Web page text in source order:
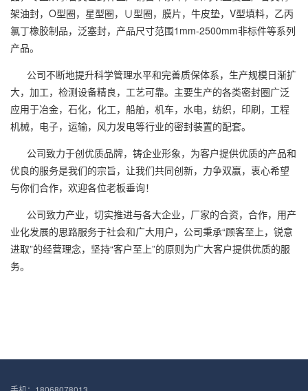
架油封，O型圈，星型圈，∪型圈，膜片，牛皮垫，V型填料，乙丙
氯丁橡胶制品，泛塞封，产品尺寸范围1mm-2500mm非标件等系列
产品。
公司不断地提升科学管理水平和完善质保体系，生产规模日渐扩
大，加工，检测设备精良，工艺可靠。主要生产的各类密封圈广泛
应用于冶金，石化，化工，船舶，机车，水电，纺织，印刷，工程
机械，电子，运输，风力发电等行业的密封装置的配套。
公司致力于创优质品牌，铸企业形象，为客户提供优质的产品和
优良的服务是我们的宗旨，让我们共同创新，力争双赢，衷心希望
与你们合作，欢迎各位老板垂询！
公司致力产业，切实推进与各大企业，厂家的合资，合作，用产
业化发展的思路服务于社会和广大用户，公司秉承“顾客至上，锐意
进取”的经营理念，坚持“客户至上”的原则为广大客户提供优质的服
务。